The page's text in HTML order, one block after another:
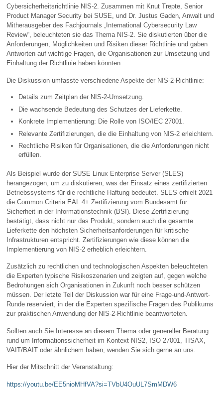
Cybersicherheitsrichtlinie NIS-2. Zusammen mit Knut Trepte, Senior
Product Manager Security bei SUSE, und Dr. Justus Gaden, Anwalt und
Mitherausgeber des Fachjournals „International Cybersecurity Law
Review“, beleuchteten sie das Thema NIS-2. Sie diskutierten über die
Anforderungen, Möglichkeiten und Risiken dieser Richtlinie und gaben
Antworten auf wichtige Fragen, die Organisationen zur Umsetzung und
Einhaltung der Richtlinie haben könnten.
Die Diskussion umfasste verschiedene Aspekte der NIS-2-Richtlinie:
Details zum Zeitplan der NIS-2-Umsetzung.
Die wachsende Bedeutung des Schutzes der Lieferkette.
Konkrete Implementierung: Die Rolle von ISO/IEC 27001.
Relevante Zertifizierungen, die die Einhaltung von NIS-2 erleichtern.
Rechtliche Risiken für Organisationen, die die Anforderungen nicht
erfüllen.
Als Beispiel wurde der SUSE Linux Enterprise Server (SLES)
herangezogen, um zu diskutieren, was der Einsatz eines zertifizierten
Betriebssystems für die rechtliche Haftung bedeutet. SLES erhielt 2021
die Common Criteria EAL 4+ Zertifizierung vom Bundesamt für
Sicherheit in der Informationstechnik (BSI). Diese Zertifizierung
bestätigt, dass nicht nur das Produkt, sondern auch die gesamte
Lieferkette den höchsten Sicherheitsanforderungen für kritische
Infrastrukturen entspricht. Zertifizierungen wie diese können die
Implementierung von NIS-2 erheblich erleichtern.
Zusätzlich zu rechtlichen und technologischen Aspekten beleuchteten
die Experten typische Risikoszenarien und zeigten auf, gegen welche
Bedrohungen sich Organisationen in Zukunft noch besser schützen
müssen. Der letzte Teil der Diskussion war für eine Frage-und-Antwort-
Runde reserviert, in der die Experten spezifische Fragen des Publikums
zur praktischen Anwendung der NIS-2-Richtlinie beantworteten.
Sollten auch Sie Interesse an diesem Thema oder genereller Beratung
rund um Informationssicherheit im Kontext NIS2, ISO 27001, TISAX,
VAIT/BAIT oder ähnlichem haben, wenden Sie sich gerne an uns.
Hier der Mitschnitt der Veranstaltung:
https://youtu.be/EE5nioMHfVA?si=TVbU4OuUL7SmMDW6